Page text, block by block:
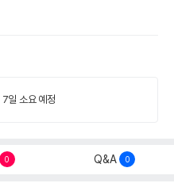
일 소요 예정
0 Q&A 0